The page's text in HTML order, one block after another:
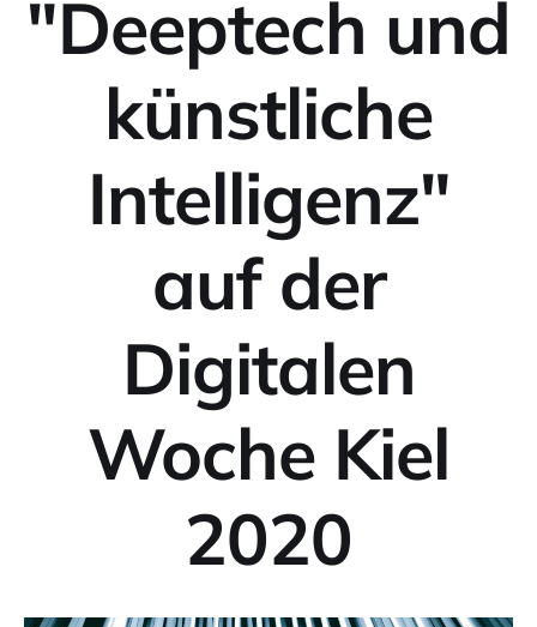
"Deeptech und
künstliche
Intelligenz"
auf der
Digitalen
Woche Kiel
2020